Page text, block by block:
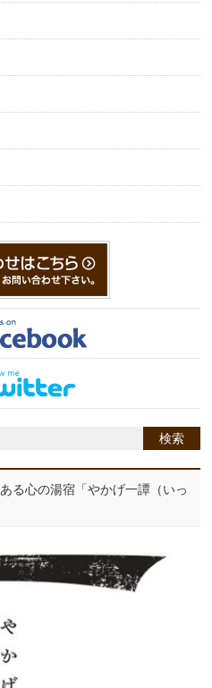
る心の湯宿「やかげ一譚（いっ